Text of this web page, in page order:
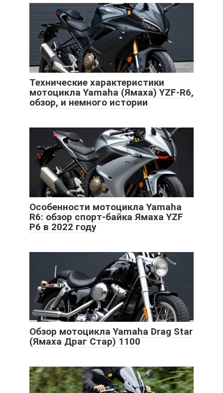
Технические характеристики
мотоцикла Yamaha (Ямаха) YZF-R6,
обзор, и немного истории
Особенности мотоцикла Yamaha
R6: обзор спорт-байка Ямаха YZF
Р6 в 2022 году
Обзор мотоцикла Yamaha Drag Star
(Ямаха Драг Стар) 1100